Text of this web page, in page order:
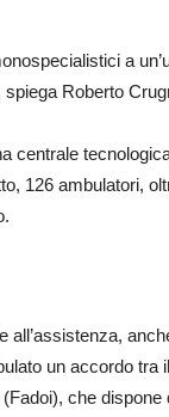
a
Roberto
centrale
126 ambulatori,
all’assistenza,
un accordo tra
che dispone